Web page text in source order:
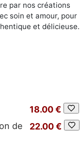
par nos créations
soin et amour, pour
et délicieuse.
18.00 €
de
22.00 €